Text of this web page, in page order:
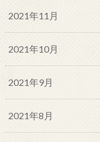
2021年11月
2021年10月
2021年9月
2021年8月